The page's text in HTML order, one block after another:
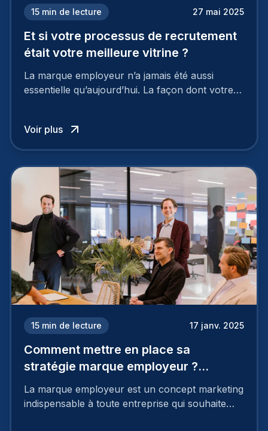
15 min de lecture 27 mai 2025
Et si votre processus de recrutement
était votre meilleure vitrine ?
La marque employeur n’a jamais été aussi
essentielle qu’aujourd’hui. La façon dont votre
à perdre les meilleurs profils.
Voir plus
15 min de lecture 17 janv. 2025
Comment mettre en place sa
stratégie marque employeur ?
Découvrez les 7 étapes
La marque employeur est un concept marketing
indispensable à toute entreprise qui souhaite